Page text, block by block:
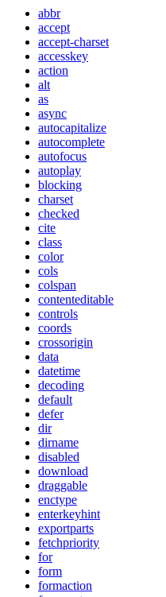
abbr
accept
accept-charset
accesskey
action
alt
as
async
autocapitalize
autocomplete
autofocus
autoplay
blocking
charset
checked
cite
class
color
cols
colspan
contenteditable
controls
coords
crossorigin
data
datetime
decoding
default
defer
dir
dirname
disabled
download
draggable
enctype
enterkeyhint
exportparts
fetchpriority
for
form
formaction